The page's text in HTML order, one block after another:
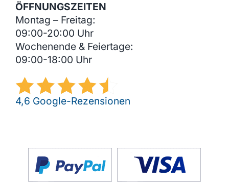
ÖFFNUNGSZEITEN
Montag – Freitag:
09:00-20:00 Uhr
Wochenende & Feiertage:
09:00-18:00 Uhr
4,6 Google-Rezensionen